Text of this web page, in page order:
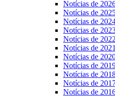
Notícias de
Notícias de
Notícias de
Notícias de
Notícias de 2022
Notícias de 2021
Notícias de
Notícias de
Notícias de
Notícias de
Notícias de